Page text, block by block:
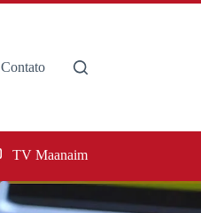
Contato
TV Maanaim